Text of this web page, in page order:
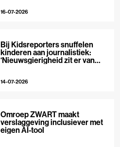
16-07-2026
Bij Kidsreporters snuffelen
kinderen aan journalistiek:
‘Nieuwsgierigheid zit er van
14-07-2026
Omroep ZWART maakt
verslaggeving inclusiever met
eigen AI-tool